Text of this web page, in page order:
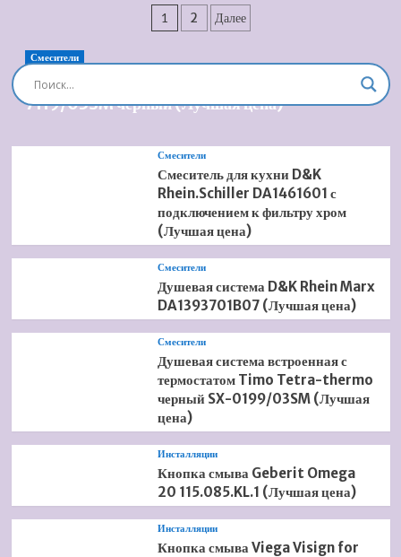
полотенцесушитель
+
полкой
Пагинация
1 2 Далее
Смесители
Душевая система встроенная Timo Briana SX-
7119/03SM черный (Лучшая цена)
Смесители
Смеситель для кухни D&K
Rhein.Schiller DA1461601 с
подключением к фильтру хром
(Лучшая цена)
Смесители
Душевая система D&K Rhein Marx
DA1393701B07 (Лучшая цена)
Смесители
Душевая система встроенная с
термостатом Timo Tetra-thermo
черный SX-0199/03SM (Лучшая
цена)
Инсталляции
Кнопка смыва Geberit Omega
20 115.085.KL.1 (Лучшая цена)
Инсталляции
Кнопка смыва Viega Visign for